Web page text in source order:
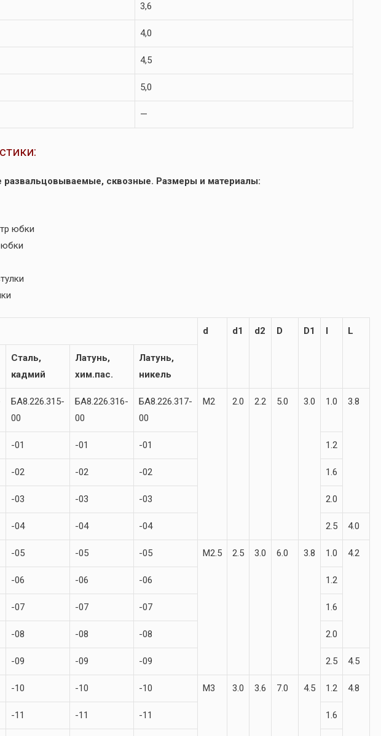
3,6
4,0
4,5
5,0
—
развальцовываемые, сквозные. Размеры и материалы:
юбки
d d1 d2 D D1 l L
Сталь,
кадмий
Латунь,
хим.пас.
Латунь,
никель
БА8.226.315-
00
БА8.226.316-
00
БА8.226.317-
00
М2 2.0 2.2 5.0 3.0 1.0 3.8
-01 -01 -01 1.2
-02 -02 -02 1.6
-03 -03 -03 2.0
-04 -04 -04 2.5 4.0
-05 -05 -05 М2.5 2.5 3.0 6.0 3.8 1.0 4.2
-06 -06 -06 1.2
-07 -07 -07 1.6
-08 -08 -08 2.0
-09 -09 -09 2.5 4.5
-10 -10 -10 М3 3.0 3.6 7.0 4.5 1.2 4.8
-11 -11 -11 1.6